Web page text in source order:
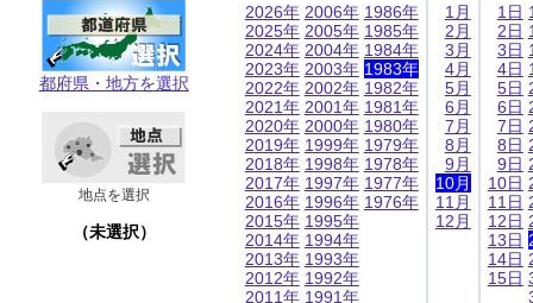
都府県・地方を選択
地点を選択
（未選択）
2026年
2025年
2024年
2023年
2022年
2021年
2020年
2019年
2018年
2017年
2016年
2015年
2014年
2013年
2012年
2011年
2006年
2005年
2004年
2003年
2002年
2001年
2000年
1999年
1998年
1997年
1996年
1995年
1994年
1993年
1992年
1991年
1986年
1985年
1984年
1983年
1982年
1981年
1980年
1979年
1978年
1977年
1976年
1月
2月
3月
4月
5月
6月
7月
8月
9月
10月
11月
12月
1日
2日
3日
4日
5日
6日
7日
8日
9日
10日
11日
12日
13日
14日
15日